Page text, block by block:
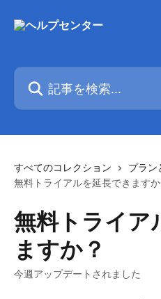
記事を検索...
すべてのコレクション
プラン
無料トライアルを延長できますか
無料トライア
ますか？
今週アップデートされました